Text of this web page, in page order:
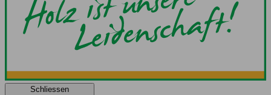
Schliessen